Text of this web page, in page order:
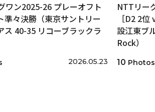
ワン2025-26 プレーオフト
準々決勝（東京サントリー
ス 40-35 リコーブラックラ
2026.05.23
NTTリー
［D2 2
設江東ブ
Rock）
10 Photos